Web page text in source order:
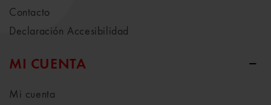
Contacto
Declaración Accesibilidad
MI CUENTA
Mi cuenta